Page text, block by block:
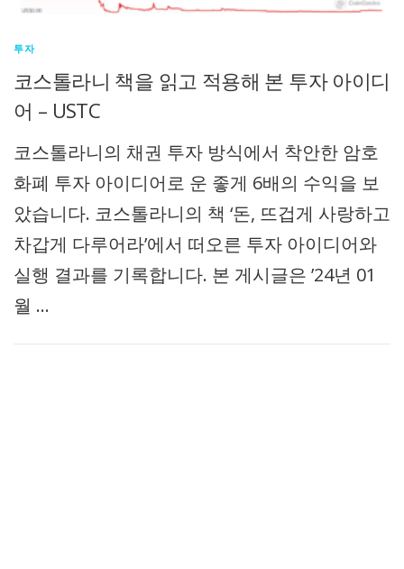
투자
코스톨라니 책을 읽고 적용해 본 투자 아이디
어 – USTC
코스톨라니의 채권 투자 방식에서 착안한 암호
화폐 투자 아이디어로 운 좋게 6배의 수익을 보
았습니다. 코스톨라니의 책 ‘돈, 뜨겁게 사랑하고
차갑게 다루어라’에서 떠오른 투자 아이디어와
실행 결과를 기록합니다. 본 게시글은 ’24년 01
월 …